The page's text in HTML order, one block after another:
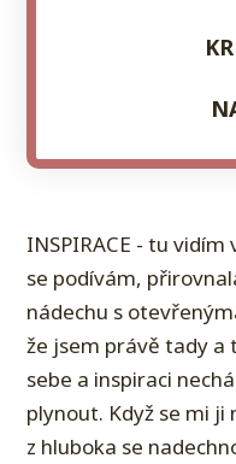
INSPIRACE - tu
se podívám,
nádechu s
že jsem právě tady a
sebe a inspiraci
plynout. Když se mi
z hluboka se